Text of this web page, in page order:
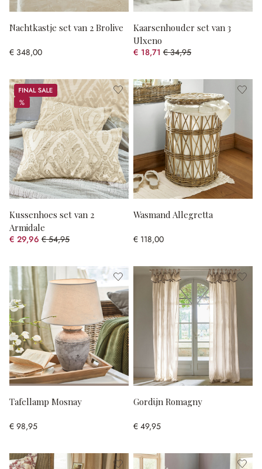
Nachtkastje set van 2 Brolive
€ 348,00
Kaarsenhouder set van 3
Ulxeno
€ 18,71 € 34,95
(46.47% gespart)
Sale
%
%
Kussenhoes set van 2
Armidale
€ 29,96 € 54,95
(45.48% gespart)
Wasmand Allegretta
€ 118,00
Tafellamp Mosnay
€ 98,95
Gordijn Romagny
€ 49,95